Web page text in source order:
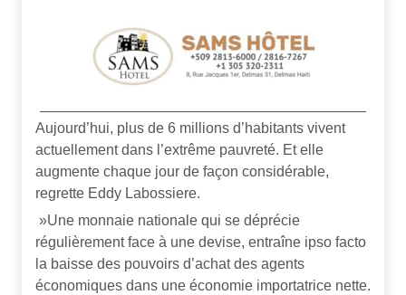
Aujourd’hui, plus de 6 millions d’habitants vivent
actuellement dans l’extrême pauvreté. Et elle
augmente chaque jour de façon considérable,
regrette Eddy Labossiere.
»Une monnaie nationale qui se déprécie
régulièrement face à une devise, entraîne ipso facto
la baisse des pouvoirs d’achat des agents
économiques dans une économie importatrice nette.